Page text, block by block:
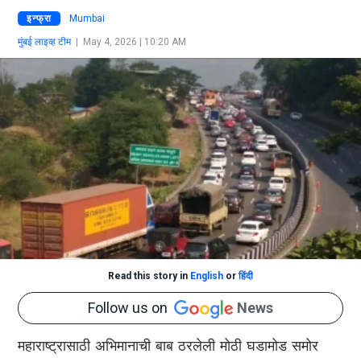
इन्फ्रा Mumbai
मुंबई लाइव्ह टीम| May 4, 2026 | 10:20 AM
Read this story in English orहिंदी
Follow us on News
महाराष्ट्रासाठी अभिमानाची बाब ठरलेली मोठी घडामोड समोर